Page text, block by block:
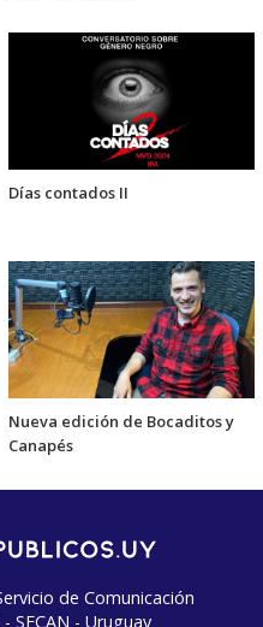
Días contados II
Nueva edición de Bocaditos y
Canapés
de Comunicación
SECAN - Uruguay